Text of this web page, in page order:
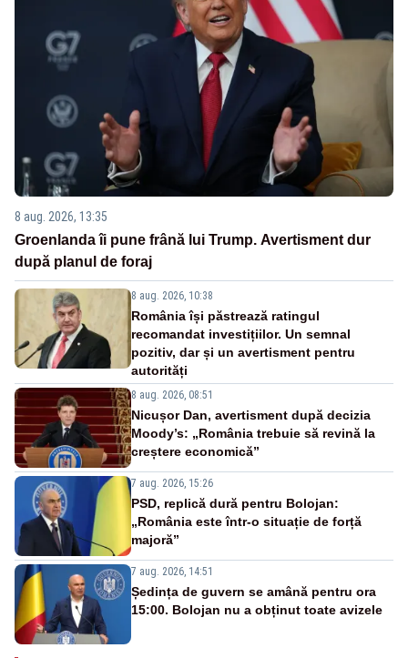
8 aug. 2026, 13:35
Groenlanda îi pune frână lui Trump. Avertisment dur
după planul de foraj
8 aug. 2026, 10:38
România își păstrează ratingul
recomandat investițiilor. Un semnal
pozitiv, dar și un avertisment pentru
autorități
8 aug. 2026, 08:51
Nicușor Dan, avertisment după decizia
Moody’s: „România trebuie să revină la
creștere economică”
7 aug. 2026, 15:26
PSD, replică dură pentru Bolojan:
„România este într-o situație de forță
majoră”
7 aug. 2026, 14:51
Ședința de guvern se amână pentru ora
15:00. Bolojan nu a obținut toate avizele